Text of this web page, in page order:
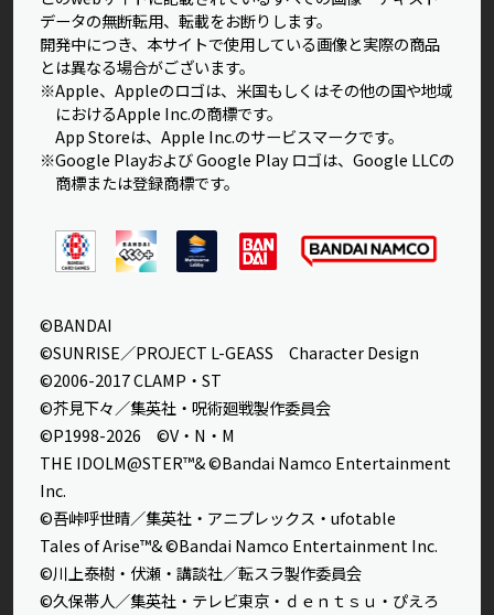
データの無断転用、転載をお断りします。
開発中につき、本サイトで使用している画像と実際の商品
とは異なる場合がございます。
※Apple、Appleのロゴは、米国もしくはその他の国や地域
におけるApple Inc.の商標です。
App Storeは、Apple Inc.のサービスマークです。
※Google Playおよび Google Play ロゴは、Google LLCの
商標または登録商標です。
©BANDAI
©SUNRISE／PROJECT L-GEASS Character Design
©2006-2017 CLAMP・ST
©芥見下々／集英社・呪術廻戦製作委員会
©P1998-2026 ©V・N・M
THE IDOLM@STER™& ©Bandai Namco Entertainment
Inc.
©吾峠呼世晴／集英社・アニプレックス・ufotable
Tales of Arise™& ©Bandai Namco Entertainment Inc.
©川上泰樹・伏瀬・講談社／転スラ製作委員会
©久保帯人／集英社・テレビ東京・ｄｅｎｔｓｕ・ぴえろ